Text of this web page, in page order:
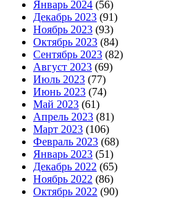
Январь 2024 (56)
Декабрь 2023 (91)
Ноябрь 2023 (93)
Октябрь 2023 (84)
Сентябрь 2023 (82)
Август 2023 (69)
Июль 2023 (77)
Июнь 2023 (74)
Май 2023 (61)
Апрель 2023 (81)
Март 2023 (106)
Февраль 2023 (68)
Январь 2023 (51)
Декабрь 2022 (65)
Ноябрь 2022 (86)
Октябрь 2022 (90)